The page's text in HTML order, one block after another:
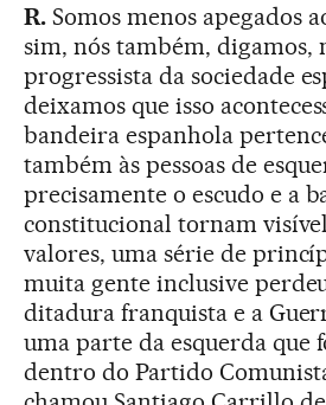
R.Somos menos apegados
sim, nós também, digamos,
progressista da sociedade
deixamos que isso
bandeira espanhola
também às pessoas de
precisamente o escudo e a
constitucional tornam
valores, uma série de
muita gente inclusive
ditadura franquista e a
uma parte da esquerda
dentro do Partido